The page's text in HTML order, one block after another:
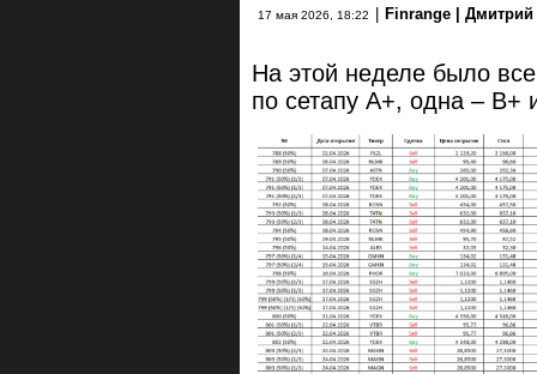
17 мая 2026, 18:22 Finrange |
На этой неделе было
по сетапу А+, одна – B+